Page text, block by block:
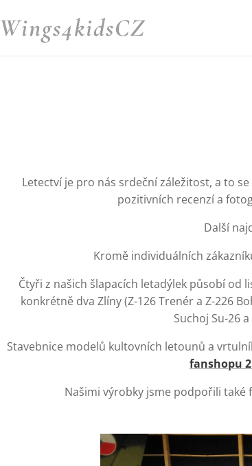
Wings4kidsCZ
Letectví je pro nás srdeční záležitost, a to
pozitivních recenzí a
Další
Kromě individuálních
Čtyři z našich šlapacích letadýlek působí od
konkrétně dva Zlíny (Z-126 Trenér a Z-226
Suchoj Su-26
Stavebnice modelů kultovních letounů a
fanshopu
Našimi výrobky jsme podpořili také